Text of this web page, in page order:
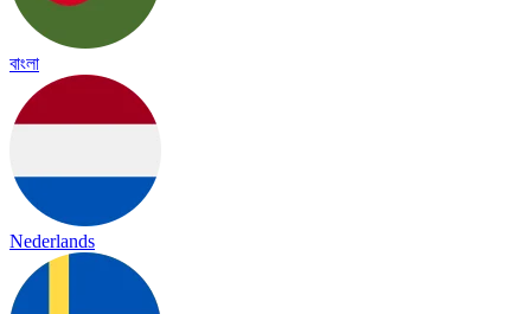
বাংলা
Nederlands